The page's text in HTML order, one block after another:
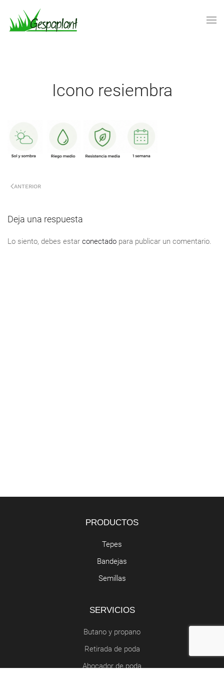
Skip to main content
Icono resiembra
ANTERIOR
Deja una respuesta
Lo siento, debes estar conectado para publicar un comentario.
PRODUCTOS
Tepes
Bandejas
Semillas
SERVICIOS
Butano y propano
Retirada de poda
Abocador de poda